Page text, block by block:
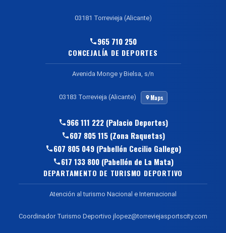
03181 Torrevieja (Alicante)
965 710 250
CONCEJALÍA DE DEPORTES
Avenida Monge y Bielsa, s/n
03183 Torrevieja (Alicante) Maps
966 111 222 (Palacio Deportes)
607 805 115 (Zona Raquetas)
607 805 049 (Pabellón Cecilio Gallego)
617 133 800 (Pabellón de La Mata)
DEPARTAMENTO DE TURISMO DEPORTIVO
Atención al turismo Nacional e Internacional
Coordinador Turismo Deportivo jlopez@torreviejasportscity.com